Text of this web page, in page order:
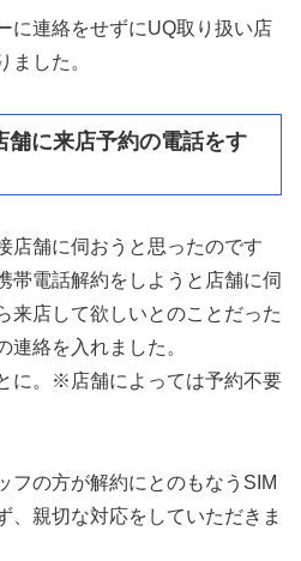
に連絡をせずにUQ取り扱い店
ました。
舗に来店予約の電話をす
店舗に伺おうと思ったのです
帯電話解約をしようと店舗に伺
来店して欲しいとのことだった
連絡を入れました。
に。※店舗によっては予約不要
フの方が解約にとのもなうSIM
、親切な対応をしていただきま